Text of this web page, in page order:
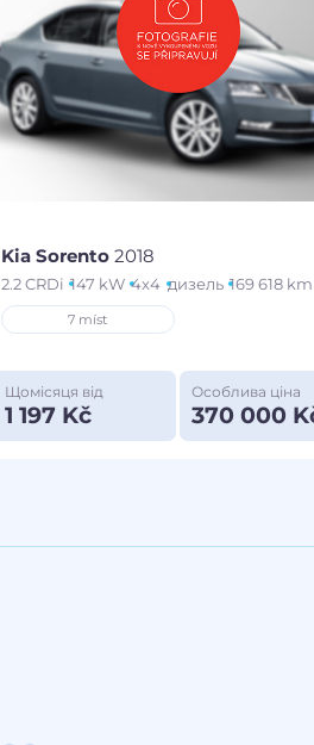
Kia Sorento 2018
2.2 CRDi 147 kW 4x4 дизель 169 618 km
7 míst
Щомісяця від
1 197 Kč
Особлива ціна
370 000